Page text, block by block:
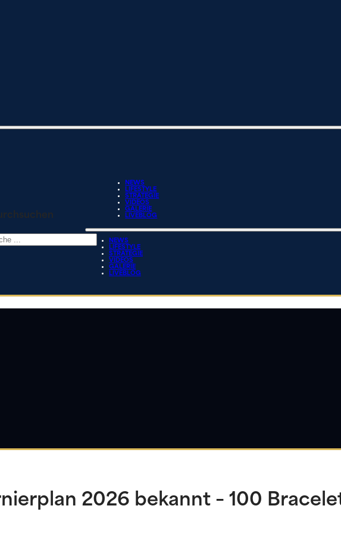
NEWS
LIFESTYLE
STRATEGIE
VIDEOS
GALERIE
LIVEBLOG
NEWS
LIFESTYLE
STRATEGIE
VIDEOS
GALERIE
LIVEBLOG
2026 bekannt – 100